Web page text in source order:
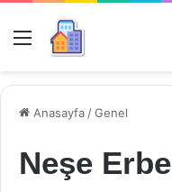
Menü
Anasayfa /Genel
Neşe